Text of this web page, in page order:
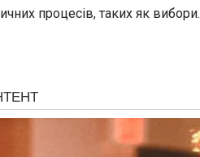
процесів, таких як вибори.